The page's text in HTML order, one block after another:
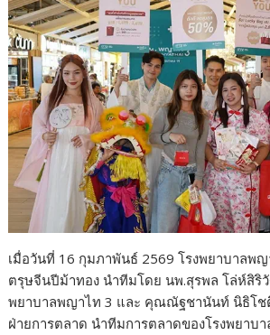
เมื่อวันที่ 16 กุมภาพันธ์ 2569 โรงพยาบาลพ
ตรุษจีนปีม้าทอง นำทีมโดย นพ.สุรพล โล่ห์สิริ
พยาบาลพญาไท 3 และ คุณณัฐชานันท์ นิธิโช
ฝ่ายการตลาด นำทีมการตลาดของโรงพยาบ